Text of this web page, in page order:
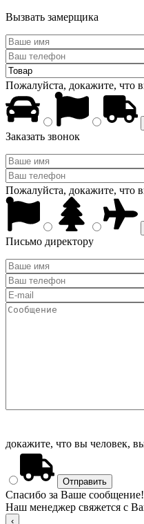
Вызвать замерщика
Пожалуйста, докажите, что
Заказать звонок
Пожалуйста, докажите, что
Письмо директору
докажите, что вы человек,
Спасибо за Ваше сообщение!
Наш менеджер свяжется с